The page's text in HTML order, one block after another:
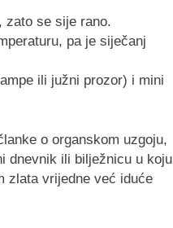
zato se sije rano.
pa je siječanj
ili južni prozor) i mini
o organskom uzgoju,
dnevnik ili bilježnicu u koju
zlata vrijedne već iduće